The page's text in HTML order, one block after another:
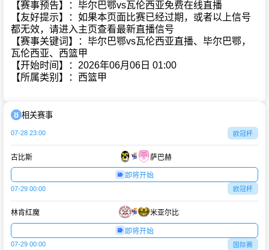
【赛事预告】：毕尔巴鄂vs瓦伦西亚免费在线直播
【友好提示】：如果本页面比赛已经过期，或者以上信号
都无效，请进入主页查看最新直播信号
【赛事关键词】：毕尔巴鄂vs瓦伦西亚直播、毕尔巴鄂，
瓦伦西亚、西篮甲
【开始时间】：2026年06月06日 01:00
【所属类别】：西篮甲
相关赛事
07-28 23:00 欧冠杯
古比斯 萨巴赫
即将开始
07-29 00:00 欧冠杯
林肯红魔 米亚尔比
即将开始
07-29 00:00 国际赛